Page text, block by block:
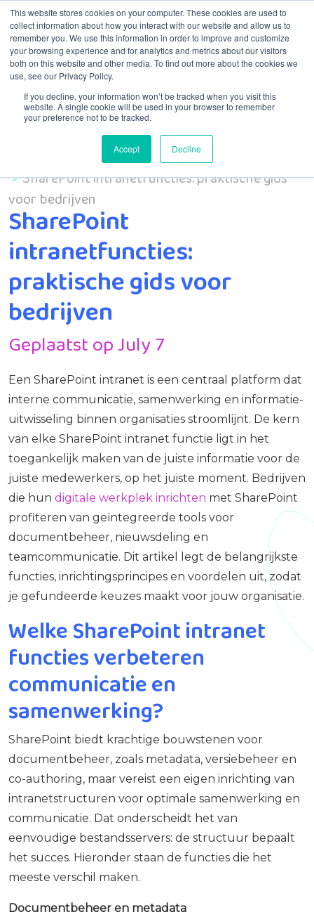
This website stores cookies on your computer. These cookies are used to
collect information about how you interact with our website and allow us to
remember you. We use this information in order to improve and customize
your browsing experience and for analytics and metrics about our visitors
both on this website and other media. To find out more about the cookies we
use, see our Privacy Policy.
If you decline, your information won’t be tracked when you visit this
website. A single cookie will be used in your browser to remember
your preference not to be tracked.
Accept Decline
Menú
SharePoint intranetfuncties: praktische gids
voor bedrijven
SharePoint
intranetfuncties:
praktische gids voor
bedrijven
Geplaatst op July 7
Een SharePoint intranet is een centraal platform dat
interne communicatie, samenwerking en informatie-
uitwisseling binnen organisaties stroomlijnt. De kern
van elke SharePoint intranet functie ligt in het
toegankelijk maken van de juiste informatie voor de
juiste medewerkers, op het juiste moment. Bedrijven
die hun digitale werkplek inrichten met SharePoint
profiteren van geïntegreerde tools voor
documentbeheer, nieuwsdeling en
teamcommunicatie. Dit artikel legt de belangrijkste
functies, inrichtingsprincipes en voordelen uit, zodat
je gefundeerde keuzes maakt voor jouw organisatie.
Welke SharePoint intranet
functies verbeteren
communicatie en
samenwerking?
SharePoint biedt krachtige bouwstenen voor
documentbeheer, zoals metadata, versiebeheer en
co-authoring, maar vereist een eigen inrichting van
intranetstructuren voor optimale samenwerking en
communicatie. Dat onderscheidt het van
eenvoudige bestandsservers: de structuur bepaalt
het succes. Hieronder staan de functies die het
meeste verschil maken.
Documentbeheer en metadata